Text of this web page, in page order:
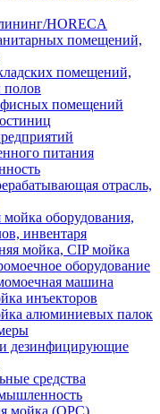
HORECA
помещений,
помещений,
полов
помещений
питания
отрасль,
оборудования,
инвентаря
мойка, CIP мойка
оборудование
машина
инъекторов
алюминиевых палок
дезинфицирующие
средства
мойка (ОРС)